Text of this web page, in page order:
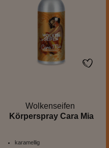
Wolkenseifen
Körperspray Cara Mia
karamellig